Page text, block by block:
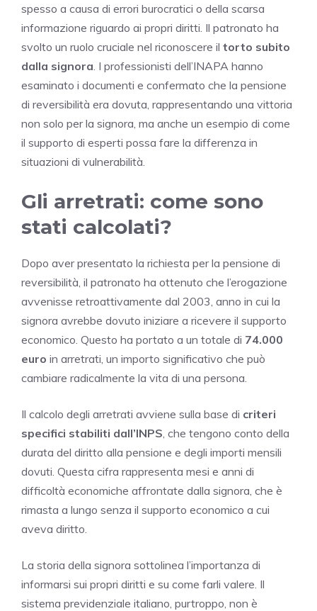
spesso a causa di errori burocratici o della scarsa
informazione riguardo ai propri diritti. Il patronato ha
svolto un ruolo cruciale nel riconoscere il torto subito
dalla signora . I professionisti dell’INAPA hanno
esaminato i documenti e confermato che la pensione
di reversibilità era dovuta, rappresentando una vittoria
non solo per la signora, ma anche un esempio di come
il supporto di esperti possa fare la differenza in
situazioni di vulnerabilità.
Gli arretrati: come sono
stati calcolati?
Dopo aver presentato la richiesta per la pensione di
reversibilità, il patronato ha ottenuto che l’erogazione
avvenisse retroattivamente dal 2003, anno in cui la
signora avrebbe dovuto iniziare a ricevere il supporto
economico. Questo ha portato a un totale di 74.000
euro in arretrati, un importo significativo che può
cambiare radicalmente la vita di una persona.
Il calcolo degli arretrati avviene sulla base di criteri
specifici stabiliti dall’INPS , che tengono conto della
durata del diritto alla pensione e degli importi mensili
dovuti. Questa cifra rappresenta mesi e anni di
difficoltà economiche affrontate dalla signora, che è
rimasta a lungo senza il supporto economico a cui
aveva diritto.
La storia della signora sottolinea l’importanza di
informarsi sui propri diritti e su come farli valere. Il
sistema previdenziale italiano, purtroppo, non è